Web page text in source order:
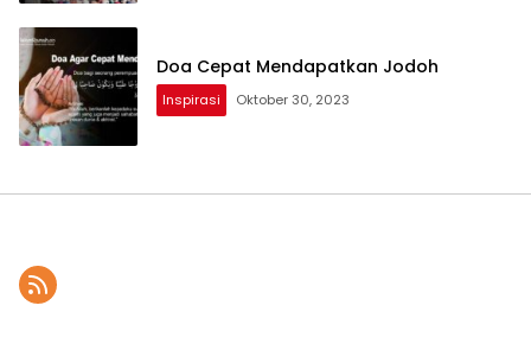
Doa Cepat Mendapatkan Jodoh
Inspirasi Oktober 30, 2023